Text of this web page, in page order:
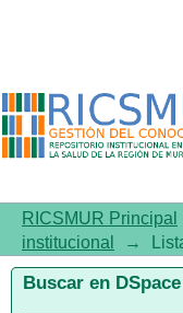
Listar
RICSMUR Principal
institucional
→
Buscar en DSpace